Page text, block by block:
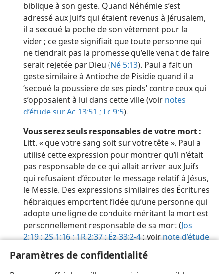
Paramètres de confidentialité
biblique à son geste. Quand Néhémie s’est
adressé aux Juifs qui étaient revenus à Jérusalem,
il a secoué la poche de son vêtement pour la
vider ; ce geste signifiait que toute personne qui
ne tiendrait pas la promesse qu’elle venait de faire
serait rejetée par Dieu (Né 5:13). Paul a fait un
geste similaire à Antioche de Pisidie quand il a
‘secoué la poussière de ses pieds’ contre ceux qui
s’opposaient à lui dans cette ville (voir notes
d’étude sur Ac 13:51 ; Lc 9:5).
Vous serez seuls responsables de votre mort :
Litt. « que votre sang soit sur votre tête ». Paul a
utilisé cette expression pour montrer qu’il n’était
pas responsable de ce qui allait arriver aux Juifs
qui refusaient d’écouter le message relatif à Jésus,
le Messie. Des expressions similaires des Écritures
hébraïques emportent l’idée qu’une personne qui
adopte une ligne de conduite méritant la mort est
personnellement responsable de sa mort (Jos
2:19 ;2S 1:16 ;1R 2:37 ;Éz 33:2-4; voirnote d’étude
(litt. « moi, je suis pur »), autrement dit « je ne suis